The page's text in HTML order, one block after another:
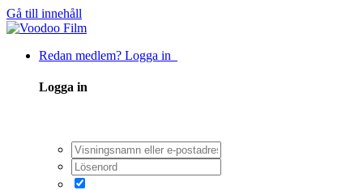
Gå till innehåll
Redan medlem? Logga in
Logga in